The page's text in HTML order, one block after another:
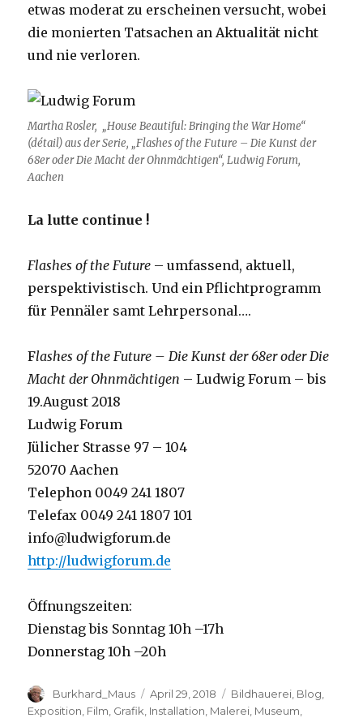
etwas moderat zu erscheinen versucht, wobei
die monierten Tatsachen an Aktualität nicht
und nie verloren.
Martha Rosler, „House Beautiful: Bringing the War Home“
(détail) aus der Serie, „Flashes of the Future – Die Kunst der
68er oder Die Macht der Ohnmächtigen“, Ludwig Forum,
Aachen
La lutte continue !
Flashes of the Future – umfassend, aktuell,
perspektivistisch. Und ein Pflichtprogramm
für Pennäler samt Lehrpersonal….
Flashes of the Future – Die Kunst der 68er oder Die
Macht der Ohnmächtigen – Ludwig Forum – bis
19.August 2018
Ludwig Forum
Jülicher Strasse 97 – 104
52070 Aachen
Telephon 0049 241 1807
Telefax 0049 241 1807 101
info@ludwigforum.de
http://ludwigforum.de
Öffnungszeiten:
Dienstag bis Sonntag 10h –17h
Donnerstag 10h –20h
Autor
Burkhard_Maus
Veröffentlicht
am
April 29, 2018 Kategorien
Bildhauerei Blog
Exposition Film Grafik Installation Malerei Museum